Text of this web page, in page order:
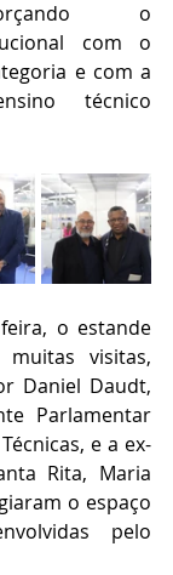
o
com o
e com a
técnico
o estande
muitas visitas,
Daniel Daudt,
Parlamentar
e a ex-
Rita, Maria
o espaço
pelo